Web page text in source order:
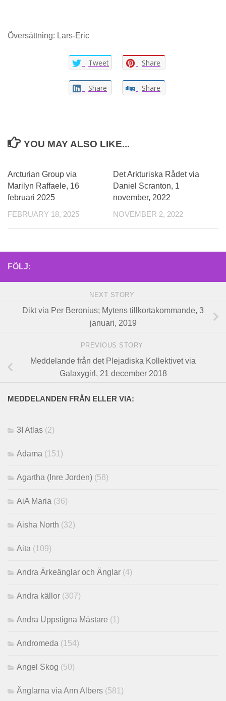
Översättning: Lars-Eric
Tweet Share
Share Share
YOU MAY ALSO LIKE...
Arcturian Group via
Marilyn Raffaele, 16
februari 2025
FEBRUARY 18, 2025
Det Arkturiska Rådet via
Daniel Scranton, 1
november, 2022
NOVEMBER 2, 2022
FÖLJ:
NEXT STORY
Dikt via Per Beronius; Mytens tillkortakommande, 3
januari, 2019
PREVIOUS STORY
Meddelande från det Plejadiska Kollektivet via
Galaxygirl, 21 december 2018
MEDDELANDEN FRÅN ELLER VIA:
3I Atlas (2)
Adama (151)
Agartha (Inre Jorden) (58)
AiA Maria (36)
Aisha North (32)
Aita (109)
Andra Ärkeänglar och Änglar (4)
Andra källor (307)
Andra Uppstigna Mästare (1)
Andromeda (154)
Angel Skog (50)
Änglarna via Ann Albers (581)